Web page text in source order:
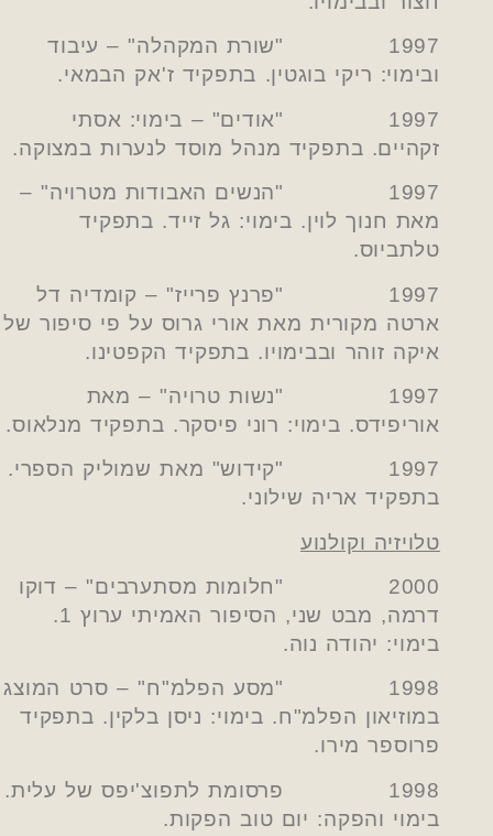
1997 "שורת המקהלה" – עיבוד
ובימוי: ריקי בוגטין. בתפקיד ז'אק הבמאי.
1997 "אודים" – בימוי: אסתי
זקהיים. בתפקיד מנהל מוסד לנערות במצוקה.
1997 "הנשים האבודות מטרויה" –
מאת חנוך לוין. בימוי: גל זייד. בתפקיד
טלתביוס.
1997 "פרנץ פרייז" – קומדיה דל
ארטה מקורית מאת אורי גרוס על פי סיפור של
איקה זוהר ובבימויו. בתפקיד הקפטינו.
1997 "נשות טרויה" – מאת
אוריפידס. בימוי: רוני פיסקר. בתפקיד מנלאוס.
1997 "קידוש" מאת שמוליק הספרי.
בתפקיד אריה שילוני.
טלויזיה וקולנוע
2000 "חלומות מסתערבים" – דוקו
דרמה, מבט שני, הסיפור האמיתי ערוץ 1.
בימוי: יהודה נוה.
1998 "מסע הפלמ"ח" – סרט המוצג
במוזיאון הפלמ"ח. בימוי: ניסן בלקין. בתפקיד
פרוספר מירו.
1998 פרסומת לתפוצ'יפס של עלית.
בימוי והפקה: יום טוב הפקות.